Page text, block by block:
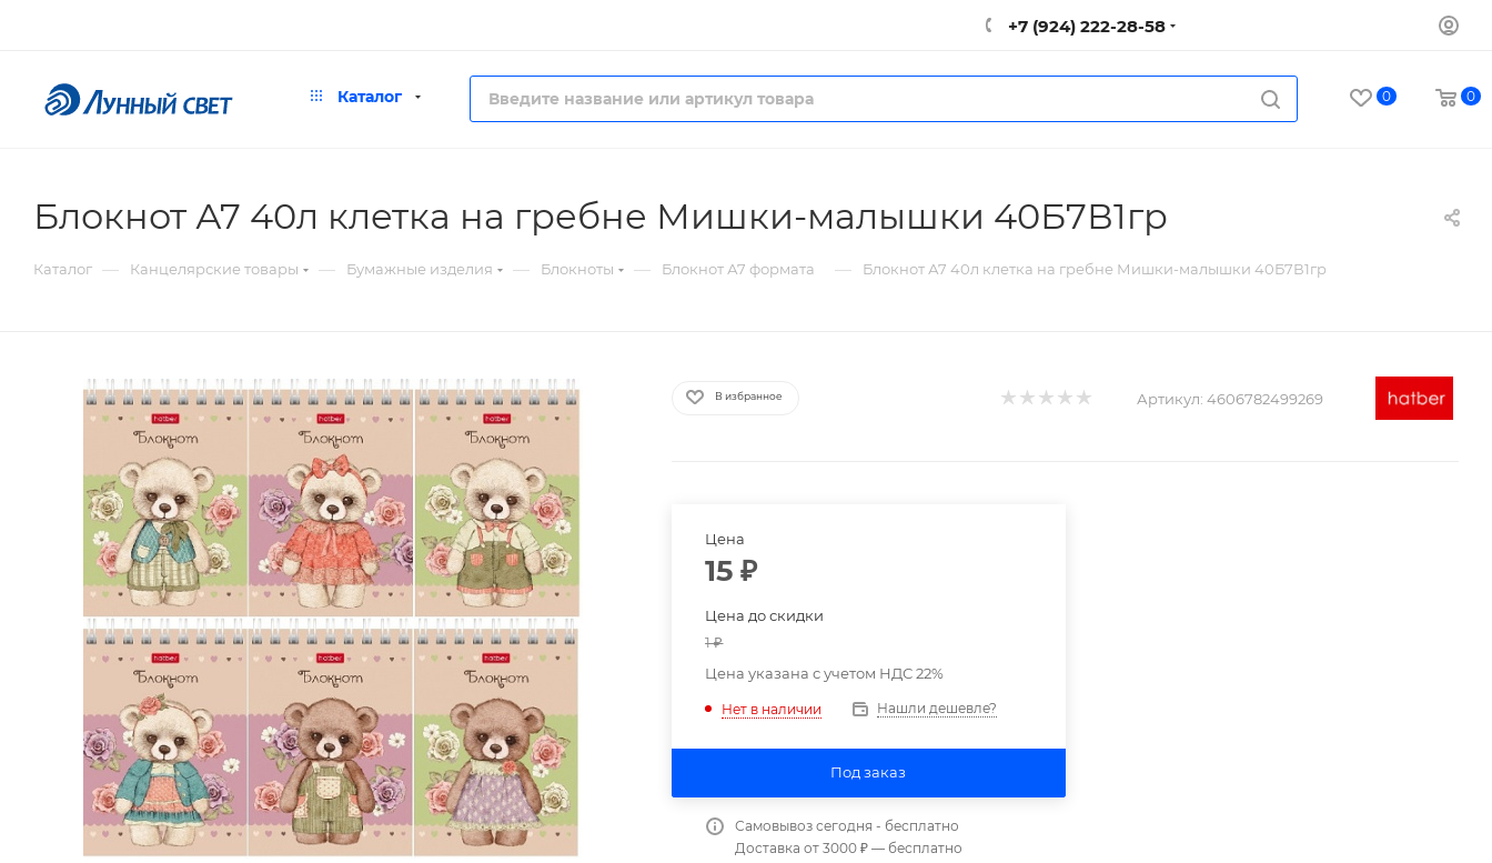
+7 (924) 222-28-58
Каталог 0 0
Блокнот А7 40л клетка на гребне Мишки-малышки 40Б7В1гр
Каталог — Канцелярские товары — Бумажные изделия — Блокноты — Блокнот А7 формата — Блокнот А7 40л клетка на гребне Мишки-малышки 40Б7В1гр
В избранное Артикул: 4606782499269
Цена
15 ₽
Цена до скидки
1₽
Цена указана с учетом НДС 22%
Нет в наличии Нашли дешевле?
Под заказ
Самовывоз сегодня - бесплатно
Доставка от 3000 ₽ — бесплатно